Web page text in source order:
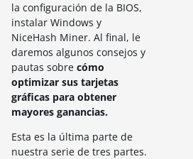
la configuración de la BIOS,
instalar Windows y
NiceHash Miner. Al final, le
daremos algunos consejos y
pautas sobre cómo
optimizar sus tarjetas
gráficas para obtener
mayores ganancias.
Esta es la última parte de
nuestra serie de tres partes.